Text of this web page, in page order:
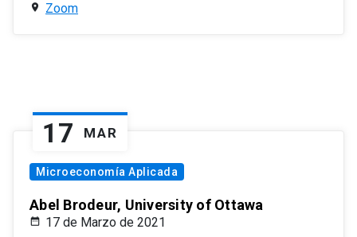
Zoom
17 MAR
Microeconomía Aplicada
Abel Brodeur, University of Ottawa
17 de Marzo de 2021